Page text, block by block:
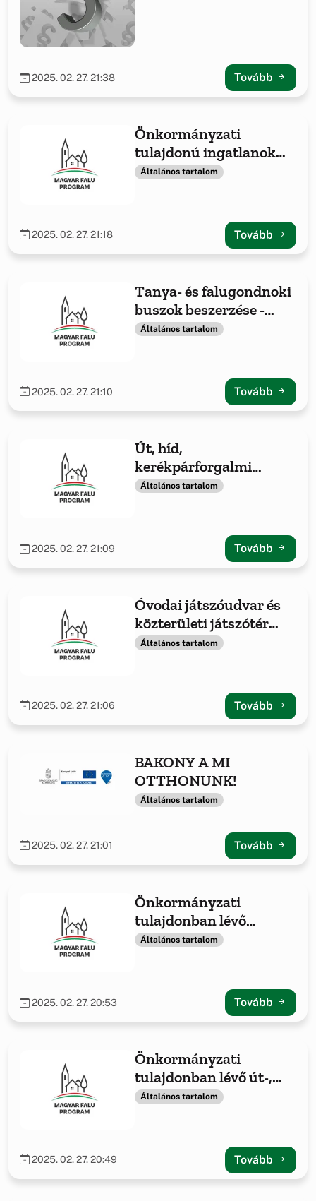
2025. 02. 27. 21:38 Tovább
Önkormányzati
tulajdonú ingatlanok
fejlesztése,
kapcsolódó beszerzések
Általános tartalom
2025. 02. 27. 21:18 Tovább
Tanya- és falugondnoki
buszok beszerzése -
2021
Általános tartalom
2025. 02. 27. 21:10 Tovább
Út, híd,
kerékpárforgalmi
létesítmény, vízelvezető
Általános tartalom
2025. 02. 27. 21:09 Tovább
Óvodai játszóudvar és
közterületi játszótér
fejlesztése -2021
Általános tartalom
2025. 02. 27. 21:06 Tovább
BAKONY A MI
OTTHONUNK!
Általános tartalom
2025. 02. 27. 21:01 Tovább
Önkormányzati
tulajdonban lévő
ingatlanok fejlesztése
Általános tartalom
2025. 02. 27. 20:53 Tovább
Önkormányzati
tulajdonban lévő út-,
hídépítés/felújítás
Általános tartalom
2025. 02. 27. 20:49 Tovább